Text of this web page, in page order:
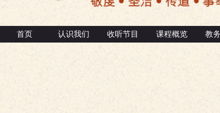
首页 认识我们 收听节目 课程概览 教